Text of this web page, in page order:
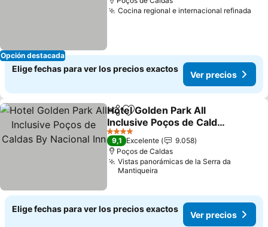
Opción destacada
Cocina regional e internacional refinada
Elige fechas para ver los precios exactos
Ver precios
CompartirAgregar a favoritos
Hotel Golden Park All
Inclusive Poços de Caldas
By Nacional Inn
Ver precios
4 Estrellas
9,1 Excelente
9.058
Poços de Caldas
Vistas panorámicas de la Serra da
Mantiqueira
Elige fechas para ver los precios exactos
Ver precios